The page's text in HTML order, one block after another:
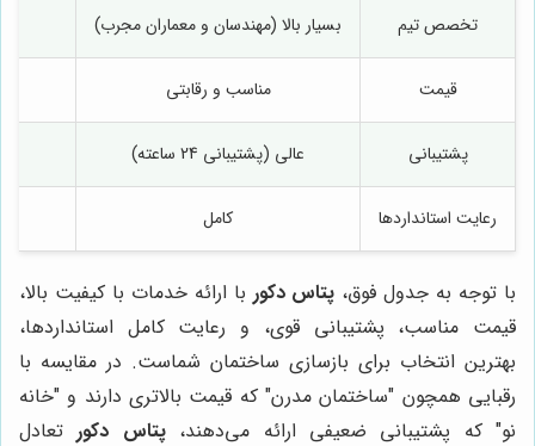
تخصص تیم بسیار بالا (مهندسان و معماران مجرب)
قیمت مناسب و رقابتی
پشتیبانی عالی (پشتیبانی 24 ساعته)
رعایت استانداردها کامل
با توجه به جدول فوق، پتاس دکور با ارائه خدمات با کیفیت بالا،
قیمت مناسب، پشتیبانی قوی، و رعایت کامل استانداردها،
بهترین انتخاب برای بازسازی ساختمان شماست. در مقایسه با
رقبایی همچون "ساختمان مدرن" که قیمت بالاتری دارند و "خانه
نو" که پشتیبانی ضعیفی ارائه می‌دهند،پتاس دکور تعادل